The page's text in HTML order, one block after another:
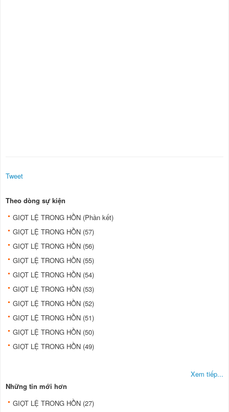
Tweet
Theo dòng sự kiện
GIỌT LỆ TRONG HỒN (Phần kết)
GIỌT LỆ TRONG HỒN (57)
GIỌT LỆ TRONG HỒN (56)
GIỌT LỆ TRONG HỒN (55)
GIỌT LỆ TRONG HỒN (54)
GIỌT LỆ TRONG HỒN (53)
GIỌT LỆ TRONG HỒN (52)
GIỌT LỆ TRONG HỒN (51)
GIỌT LỆ TRONG HỒN (50)
GIỌT LỆ TRONG HỒN (49)
Xem tiếp...
Những tin mới hơn
GIỌT LỆ TRONG HỒN (27)